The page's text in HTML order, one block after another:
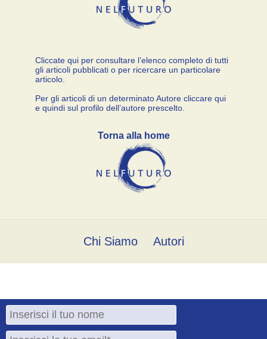
Cliccate qui per consultare l’elenco completo di tutti
gli articoli pubblicati o per ricercare un particolare
articolo.
Per gli articoli di un determinato Autore cliccare qui
e quindi sul profilo dell’autore prescelto.
Torna alla home
Chi Siamo Autori